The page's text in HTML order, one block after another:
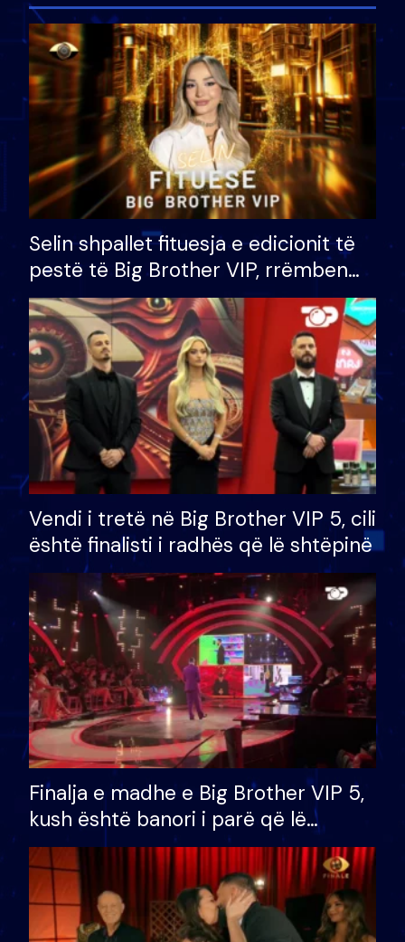
Selin shpallet fituesja e edicionit të
pestë të Big Brother VIP, rrëmben
çmimin e madh prej 100 mijë eurosh
Vendi i tretë në Big Brother VIP 5, cili
është finalisti i radhës që lë shtëpinë
Finalja e madhe e Big Brother VIP 5,
kush është banori i parë që lë
shtëpinë dhe humb mundësinë për
të fituar çmimin e madh